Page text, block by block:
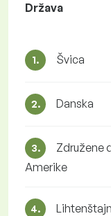
Država
1. Švica
2. Danska
3.
Združene
Amerike
4. Lihtenštajn